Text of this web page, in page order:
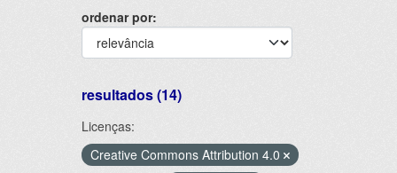
ordenar por
resultados (14)
Licenças:
Creative Commons Attribution 4.0